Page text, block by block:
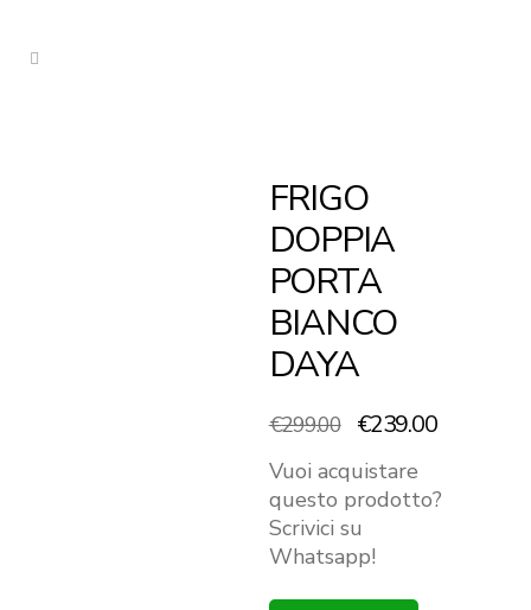
FRIGO
DOPPIA
PORTA
BIANCO
DAYA
€299.00 Il
originale
era:
€299.00.
€239.00Il
è:
Vuoi acquistare
questo prodotto?
Scrivici su
Whatsapp!